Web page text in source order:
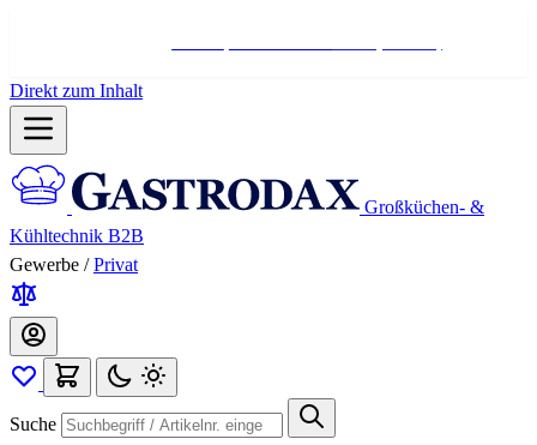
Direkt zum Inhalt
Großküchen- &
Kühltechnik B2B
Gewerbe / Privat
Suche